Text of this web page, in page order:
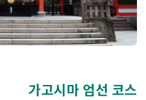
가고시마 엄선 코스